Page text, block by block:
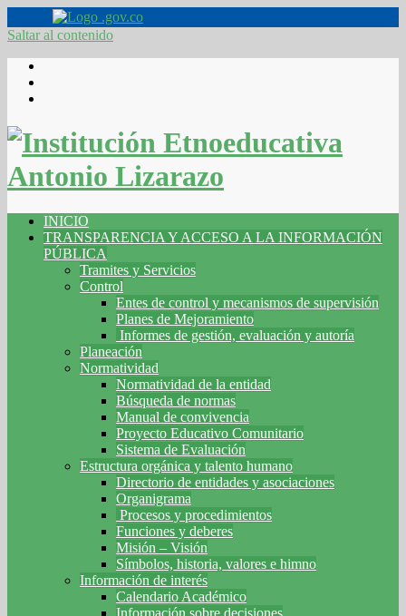
Saltar al contenido
INICIO
TRANSPARENCIA Y ACCESO A LA INFORMACIÓN
PÚBLICA
Tramites y Servicios
Control
Entes de control y mecanismos de supervisión
Planes de Mejoramiento
Informes de gestión, evaluación y autoría
Planeación
Normatividad
Normatividad de la entidad
Búsqueda de normas
Manual de convivencia
Proyecto Educativo Comunitario
Sistema de Evaluación
Estructura orgánica y talento humano
Directorio de entidades y asociaciones
Organigrama
Procesos y procedimientos
Funciones y deberes
Misión – Visión
Símbolos, historia, valores e himno
Información de interés
Calendario Académico
Información sobre decisiones